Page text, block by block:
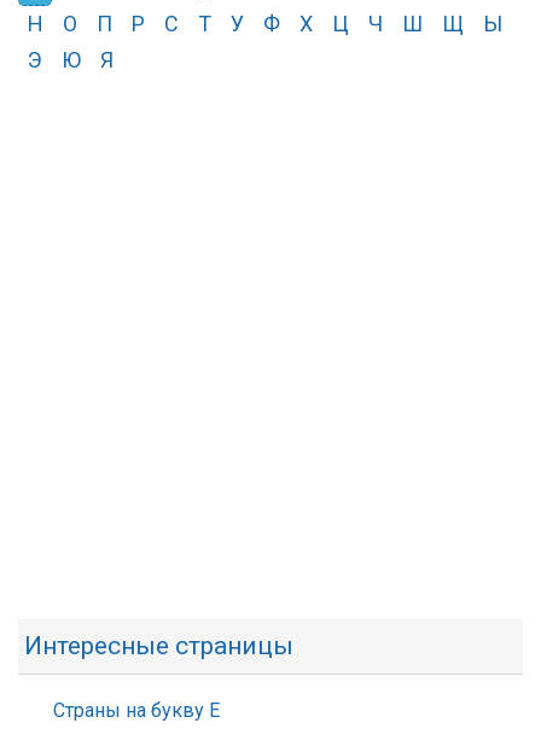
Н
О П Р С Т У Ф Х Ц Ч Ш Щ
Ы
Э
Ю Я
Интересные страницы
Страны на букву Е